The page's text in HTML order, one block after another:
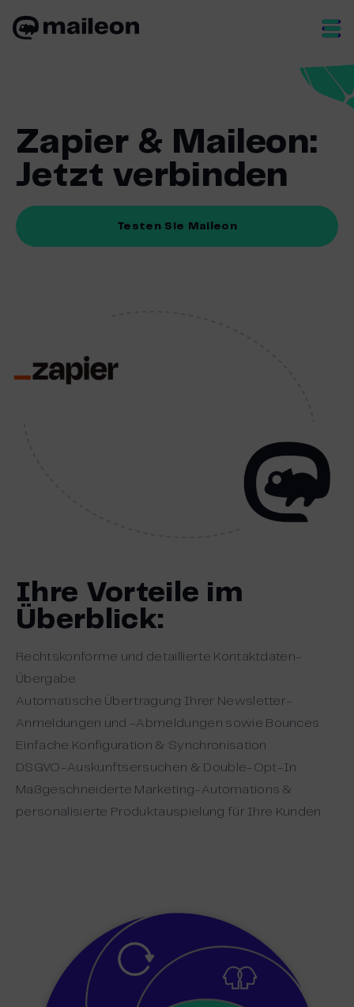
Zapier & Maileon:
Jetzt verbinden
Testen Sie Maileon
Ihre Vorteile im
Überblick:
Rechtskonforme und detaillierte Kontaktdaten-
Übergabe
Automatische Übertragung Ihrer Newsletter-
Anmeldungen und -Abmeldungen sowie Bounces
Einfache Konfiguration & Synchronisation
DSGVO-Auskunftsersuchen & Double-Opt-In
Maßgeschneiderte Marketing-Automations &
personalisierte Produktauspielung für Ihre Kunden